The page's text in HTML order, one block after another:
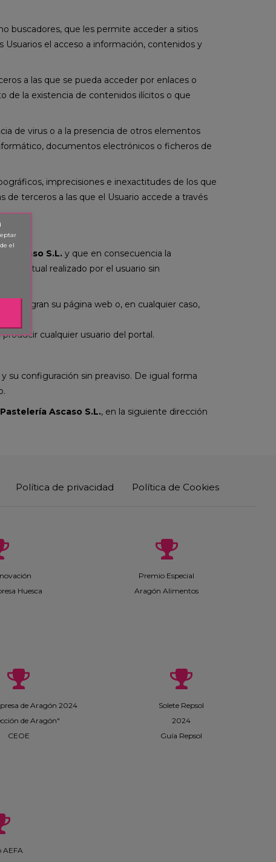
buscadores, que les permite acceder a sitios
el acceso a información, contenidos y
a las que se pueda acceder por enlaces o
de la existencia de contenidos ilícitos o que
de virus o a la presencia de otros elementos
documentos electrónicos o ficheros de
imprecisiones e inexactitudes de los que
de terceros a las que el Usuario accede a través
Ascaso S.L. y que en consecuencia la
realizado por el usuario sin
integran su página web o, en cualquier caso,
cualquier usuario del portal.
su configuración sin preaviso. De igual forma
Pastelería Ascaso S.L., en la siguiente dirección
Política de privacidad Política de Cookies
Huesca
Premio Especial
Aragón Alimentos
de Aragón 2024
de Aragón"
CEOE
Solete Repsol
2024
Guía Repsol
AEFA
el